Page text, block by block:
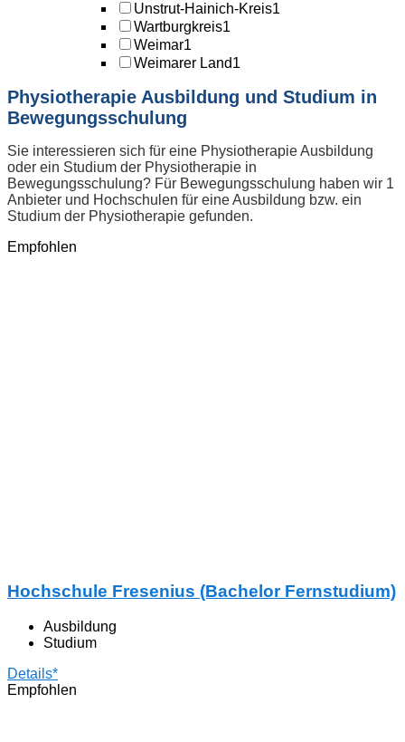
Unstrut-Hainich-Kreis1
Wartburgkreis1
Weimar1
Weimarer Land1
Physiotherapie Ausbildung und Studium in
Bewegungsschulung
Sie interessieren sich für eine Physiotherapie Ausbildung
oder ein Studium der Physiotherapie in
Bewegungsschulung? Für Bewegungsschulung haben wir 1
Anbieter und Hochschulen für eine Ausbildung bzw. ein
Studium der Physiotherapie gefunden.
Empfohlen
Hochschule Fresenius (Bachelor Fernstudium)
Ausbildung
Studium
Details*
Empfohlen